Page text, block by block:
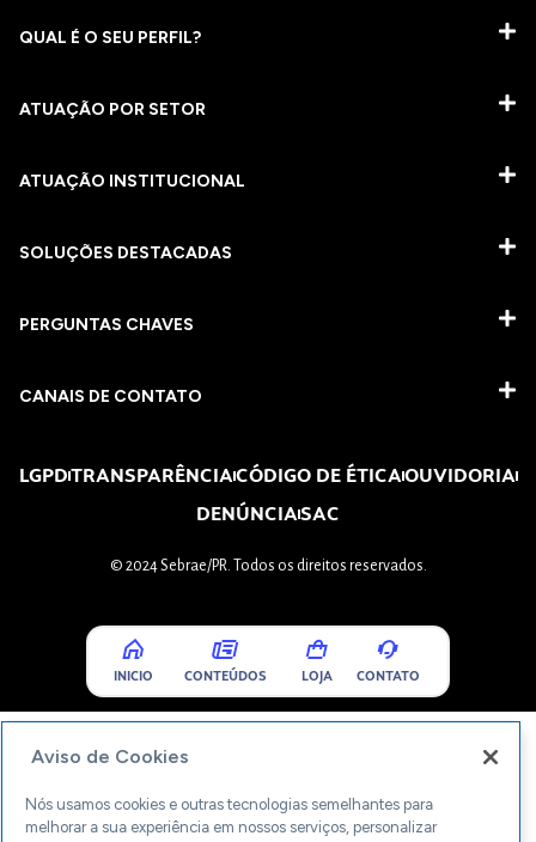
QUAL É O SEU PERFIL?
ATUAÇÃO POR SETOR
ATUAÇÃO INSTITUCIONAL
SOLUÇÕES DESTACADAS
PERGUNTAS CHAVES​
CANAIS DE CONTATO
LGPDTRANSPARÊNCIACÓDIGO DE ÉTICAOUVIDORIA
DENÚNCIASAC
© 2024 Sebrae/PR. Todos os direitos reservados.
INICIO CONTEÚDOS LOJA CONTATO
Aviso de Cookies
Nós usamos cookies e outras tecnologias semelhantes para
melhorar a sua experiência em nossos serviços, personalizar